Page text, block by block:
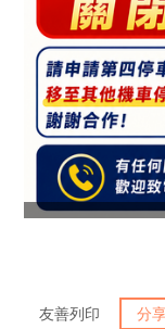
友善列印 分